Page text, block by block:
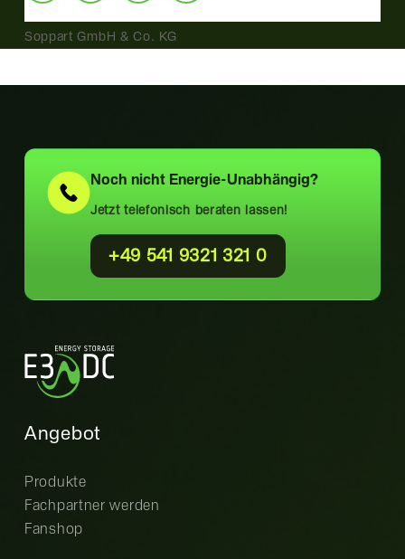
Soppart GmbH & Co. KG
Noch nicht Energie-Unabhängig?
Jetzt telefonisch beraten lassen!
+49 541 9321 321 0
Angebot
Produkte
Fachpartner werden
Fanshop